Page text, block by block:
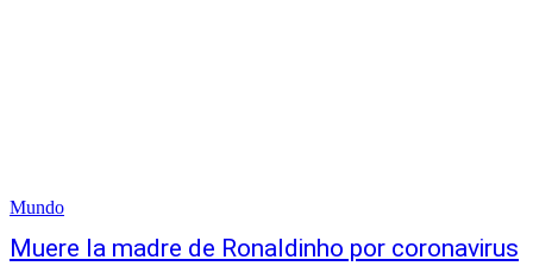
Mundo
Muere la madre de Ronaldinho por coronavirus